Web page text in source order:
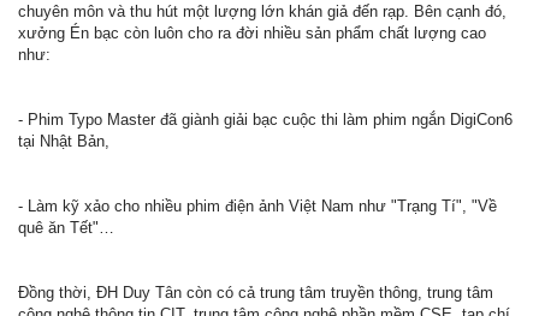
chuyên môn và thu hút một lượng lớn khán giả đến rạp. Bên cạnh đó,
xưởng Én bạc còn luôn cho ra đời nhiều sản phẩm chất lượng cao
như:
- Phim Typo Master đã giành giải bạc cuộc thi làm phim ngắn DigiCon6
tại Nhật Bản,
- Làm kỹ xảo cho nhiều phim điện ảnh Việt Nam như "Trạng Tí", "Về
quê ăn Tết"…
Đồng thời, ĐH Duy Tân còn có cả trung tâm truyền thông, trung tâm